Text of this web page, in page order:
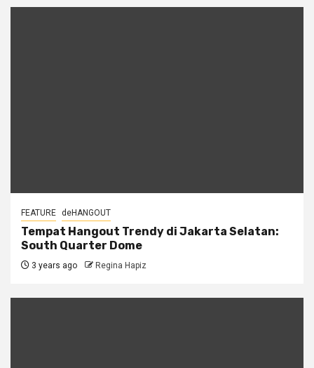
FEATURE deHANGOUT
Tempat Hangout Trendy di Jakarta Selatan:
South Quarter Dome
3 years ago Regina Hapiz